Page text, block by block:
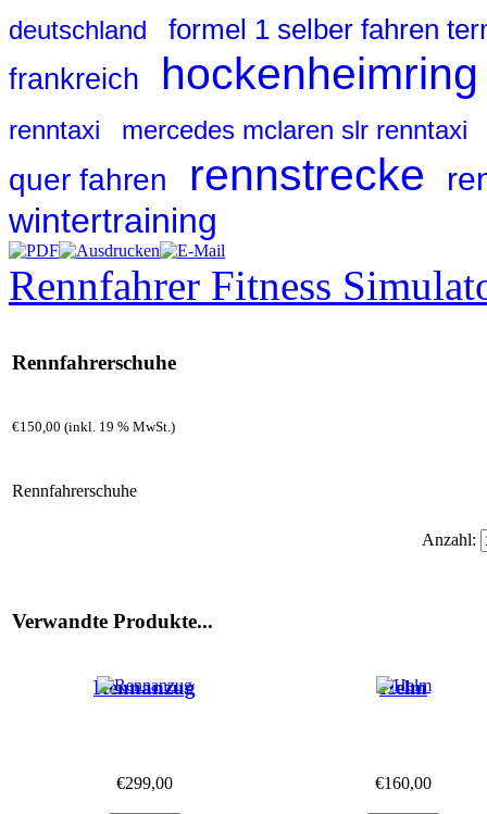
deutschland formel 1 selber fahren
frankreich hockenheimring
renntaxi mercedes mclaren slr renntaxi
quer fahren rennstrecke
wintertraining
Rennfahrer Fitness
Rennfahrerschuhe
€150,00 (inkl. 19 % MwSt.)
Rennfahrerschuhe
Anzahl:
Verwandte Produkte...
Rennanzug
€299,00
Helm
€160,00